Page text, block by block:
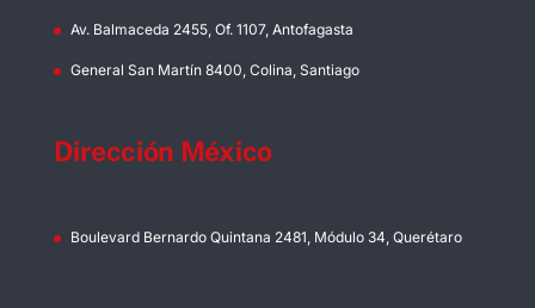
Av. Balmaceda 2455, Of. 1107, Antofagasta
General San Martín 8400, Colina, Santiago
Dirección México
Boulevard Bernardo Quintana 2481, Módulo 34, Querétaro